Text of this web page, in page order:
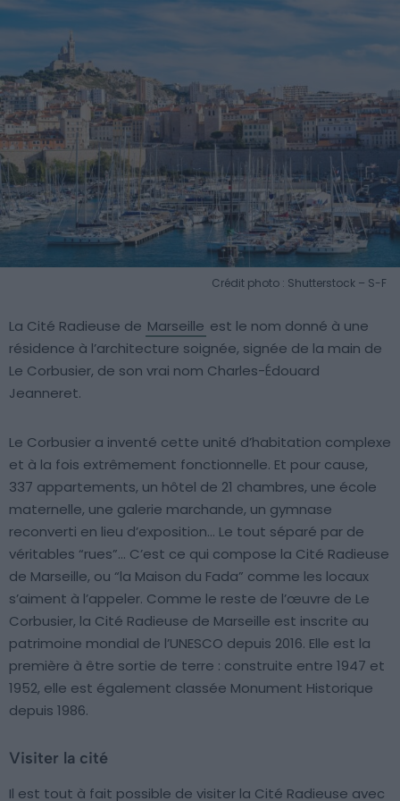
Crédit photo : Shutterstock – S-F
La Cité Radieuse de Marseille est le nom donné à une
résidence à l’architecture soignée, signée de la main de
Le Corbusier, de son vrai nom Charles-Édouard
Jeanneret.
Le Corbusier a inventé cette unité d’habitation complexe
et à la fois extrêmement fonctionnelle. Et pour cause,
337 appartements, un hôtel de 21 chambres, une école
maternelle, une galerie marchande, un gymnase
reconverti en lieu d’exposition… Le tout séparé par de
véritables “rues”… C’est ce qui compose la Cité Radieuse
de Marseille, ou “la Maison du Fada” comme les locaux
s’aiment à l’appeler. Comme le reste de l’œuvre de Le
Corbusier, la Cité Radieuse de Marseille est inscrite au
patrimoine mondial de l’UNESCO depuis 2016. Elle est la
première à être sortie de terre : construite entre 1947 et
1952, elle est également classée Monument Historique
depuis 1986.
Visiter la cité
Il est tout à fait possible de visiter la Cité Radieuse avec